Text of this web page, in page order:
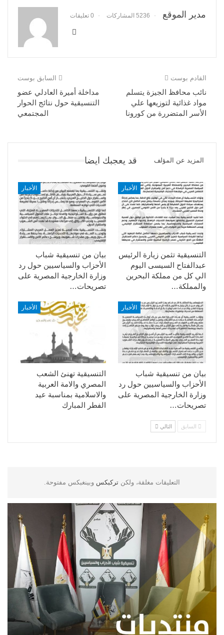
مدير الموقع 5236 المشاركات 0 تعليقات
السابق بوست
مداخلة أميرة العادلي عضو
التنسيقية حول نتائج الحوار
المجتمعي
القادم بوست
نائب محافظ الجيزة يتسلم
مواد غذائية لتوزيعها علي
الأسر المتضررة من كورونا
قد يعجبك ايضا المزيد عن المؤلف
الأخبار
بيان من تنسيقية شباب
الأحزاب والسياسيين حول رد
وزارة الخارجية المصرية على
تصريحات…
الأخبار
التنسيقية تثمن زيارة الرئيس
عبدالفتاح السيسى اليوم
الي كل من مملكة البحرين
والمملكة…
الأخبار
التنسيقية تهنئ الشعب
المصري والامة العربية
والاسلامية بمناسبة عيد
الفطر المبارك
الأخبار
بيان من تنسيقية شباب
الأحزاب والسياسيين حول رد
وزارة الخارجية المصرية على
تصريحات…
السابق التالي
التعليقات مغلقة، ولكن تركبكس وبينغبكس مفتوحة.